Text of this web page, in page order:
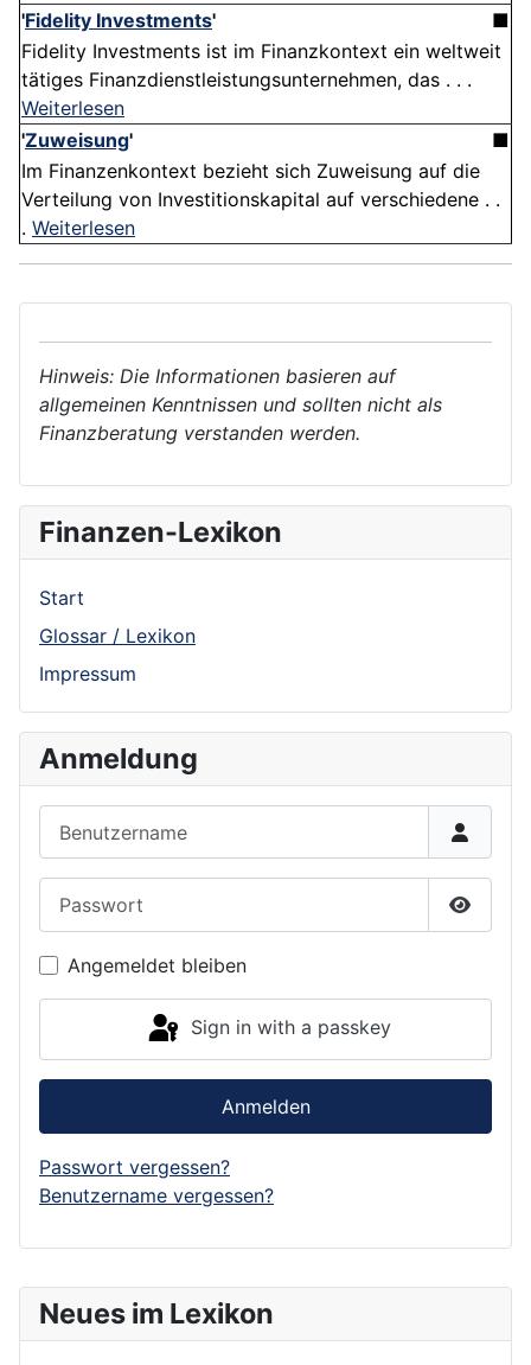
Neues im Lexikon
'Fidelity Investments'
■
Fidelity Investments ist im Finanzkontext ein weltweit
tätiges Finanzdienstleistungsunternehmen, das . . .
Weiterlesen
'Zuweisung'
■
Im Finanzenkontext bezieht sich Zuweisung auf die
Verteilung von Investitionskapital auf verschiedene . .
. Weiterlesen
Hinweis: Die Informationen basieren auf
allgemeinen Kenntnissen und sollten nicht als
Finanzberatung verstanden werden.
Finanzen-Lexikon
Start
Glossar / Lexikon
Impressum
Anmeldung
Show
Angemeldet bleiben
Sign in with a passkey
Anmelden
Passwort vergessen?
Benutzername vergessen?